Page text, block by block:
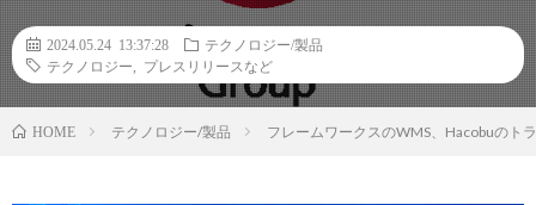
2024.05.24 13:37:28
テクノロジー/製品
テクノロジー
プレスリリースなど
HOME テクノロジー/製品 フレームワークスのWMS、Hacobuのト